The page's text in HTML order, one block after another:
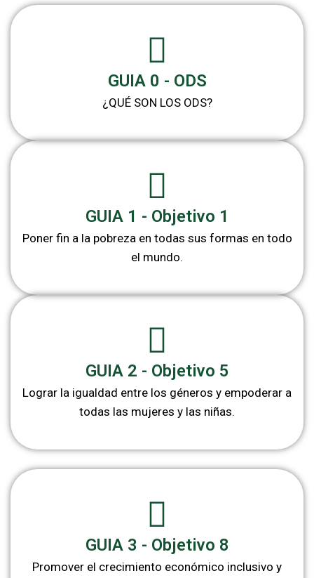
GUIA 0 - ODS
¿QUÉ SON LOS ODS?
GUIA 1 - Objetivo 1
Poner fin a la pobreza en todas sus formas en todo
el mundo.
GUIA 2 - Objetivo 5
Lograr la igualdad entre los géneros y empoderar a
todas las mujeres y las niñas.
GUIA 3 - Objetivo 8
Promover el crecimiento económico inclusivo y